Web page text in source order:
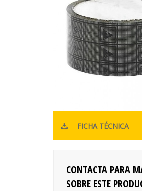
FICHA TÉCNICA
CONTACTA PARA
SOBRE ESTE